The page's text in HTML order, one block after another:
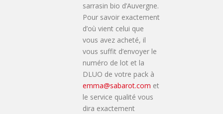
sarrasin bio d’Auvergne.
Pour savoir exactement
d’où vient celui que
vous avez acheté, il
vous suffit d’envoyer le
numéro de lot et la
DLUO de votre pack à
emma@sabarot.com et
le service qualité vous
dira exactement